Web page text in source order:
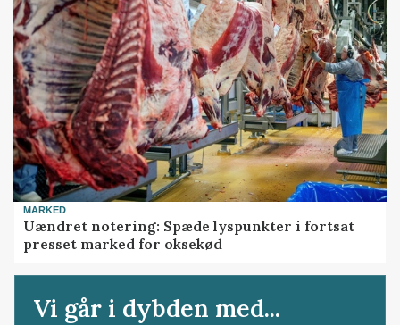
MARKED
Uændret notering: Spæde lyspunkter i fortsat
presset marked for oksekød
Vi går i dybden med...